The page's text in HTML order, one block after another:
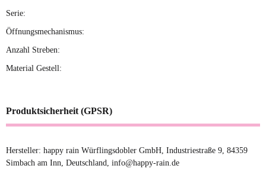
Serie:
Öffnungsmechanismus:
Anzahl Streben:
Material Gestell:
Produktsicherheit (GPSR)
Hersteller: happy rain Würflingsdobler GmbH, Industriestraße 9, 84359
Simbach am Inn, Deutschland, info@happy-rain.de